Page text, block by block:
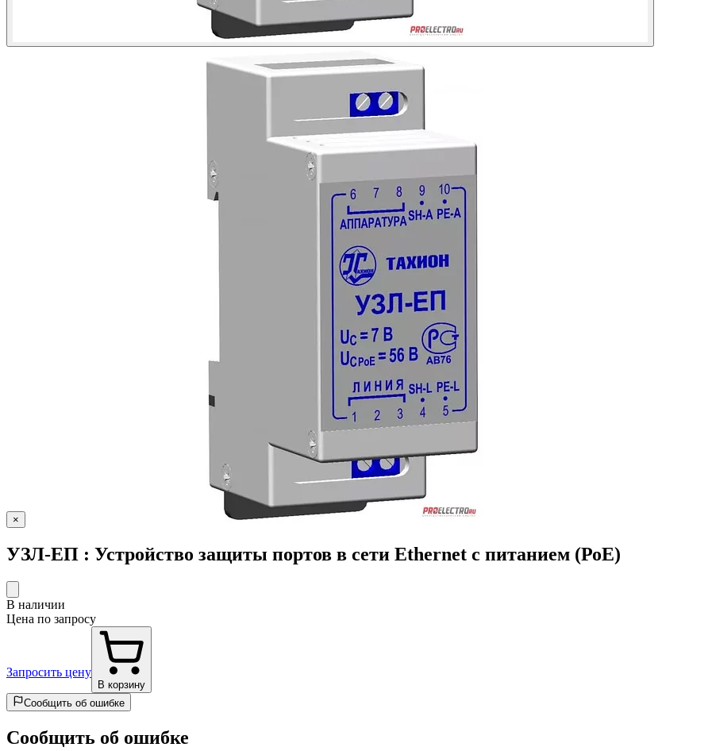
×
УЗЛ-ЕП : Устройство защиты портов в сети Ethernet c питанием (РоЕ)
В наличии
Цена по запросу
Запросить цену
В корзину
Сообщить об ошибке
Сообщить об ошибке